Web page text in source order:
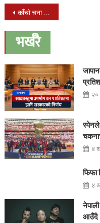
Post
navigation
काँचो चना खानुको फाइदा
भर्खरै
स्पेनले
४
फिफा
४
आउँदै